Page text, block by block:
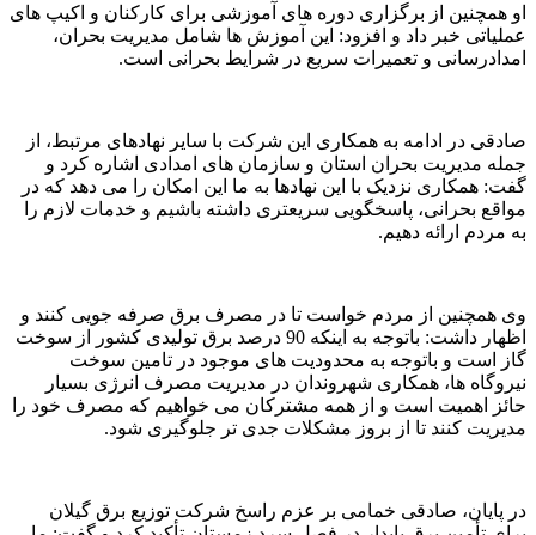
او همچنین از برگزاری دوره های آموزشی برای کارکنان و اکیپ های
عملیاتی خبر داد و افزود: این آموزش ها شامل مدیریت بحران،
امدادرسانی و تعمیرات سریع در شرایط بحرانی است.
صادقی در ادامه به همکاری این شرکت با سایر نهادهای مرتبط، از
جمله مدیریت بحران استان و سازمان های امدادی اشاره کرد و
گفت: همکاری نزدیک با این نهادها به ما این امکان را می دهد که در
مواقع بحرانی، پاسخگویی سریعتری داشته باشیم و خدمات لازم را
به مردم ارائه دهیم.
وی همچنین از مردم خواست تا در مصرف برق صرفه جویی کنند و
اظهار داشت: باتوجه به اینکه 90 درصد برق تولیدی کشور از سوخت
گاز است و باتوجه به محدودیت های موجود در تامین سوخت
نیروگاه ها، همکاری شهروندان در مدیریت مصرف انرژی بسیار
حائز اهمیت است و از همه مشترکان می خواهیم که مصرف خود را
مدیریت کنند تا از بروز مشکلات جدی تر جلوگیری شود.
در پایان، صادقی خمامی بر عزم راسخ شرکت توزیع برق گیلان